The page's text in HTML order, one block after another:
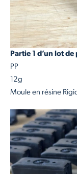
Partie 1 d’un lot
PP
12g
Moule en résine